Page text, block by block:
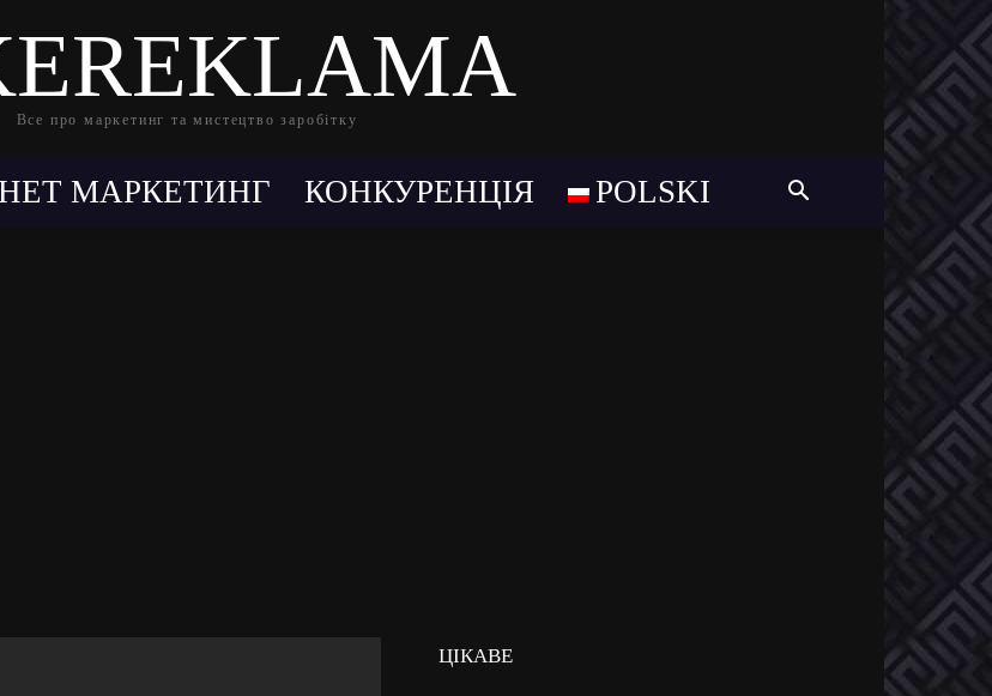
Все про маркетинг та мистецтво заробітку
МАРКЕТИНГ КОНКУРЕНЦІЯ POLSKI
ЦІКАВЕ